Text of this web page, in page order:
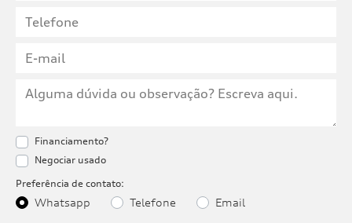
Financiamento?
Negociar usado
Preferência de contato:
Whatsapp Telefone Email